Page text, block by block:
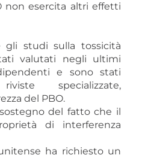
non esercita altri effetti
gli studi sulla tossicità
valutati negli ultimi
e sono stati
specializzate,
del PBO.
del fatto che il
di interferenza
ha richiesto un